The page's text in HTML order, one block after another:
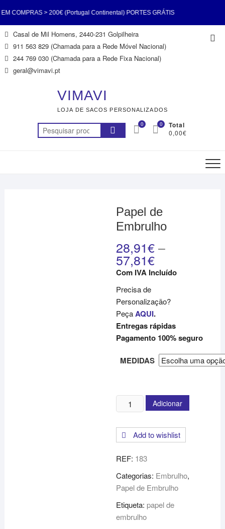
COMPRAS > 200€ (Portugal Continental) PORTES GRÁTIS
(Portugal Continental) PORTES GRÁTIS EM COMPRAS >
PORTES GRÁTIS EM COMPRAS > 200€ (Portugal
COMPRAS > 200€ (Portugal Continental) PORTES GRÁTIS
(Portugal Continental) PORTES GRÁTIS EM COMPRAS >
Skip
to
content
Casal de Mil Homens, 2440-231 Golpilheira
911 563 829 (Chamada para a Rede Móvel Nacional)
244 769 030 (Chamada para a Rede Fixa Nacional)
geral@vimavi.pt
VIMAVI
LOJA DE SACOS PERSONALIZADOS
Pesquisar
por:
0 Total
0,00€
0
Papel de
Embrulho
28,91€–
57,81€
Com IVA Incluído
Precisa de
Personalização?
Peça AQUI.
Entregas rápidas
Pagamento 100% seguro
MEDIDAS
Quantidade
de
de
Adicionar
Add to wishlist
REF: 183
Categorias: Embrulho,
Papel de Embrulho
Etiqueta: papel de
embrulho